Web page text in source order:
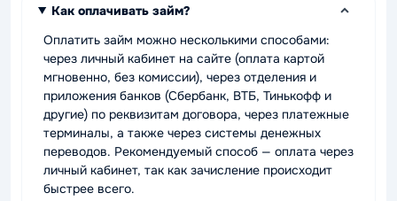
Как оплачивать займ?
Оплатить займ можно несколькими способами:
через личный кабинет на сайте (оплата картой
мгновенно, без комиссии), через отделения и
приложения банков (Сбербанк, ВТБ, Тинькофф и
другие) по реквизитам договора, через платежные
терминалы, а также через системы денежных
переводов. Рекомендуемый способ — оплата через
личный кабинет, так как зачисление происходит
быстрее всего.